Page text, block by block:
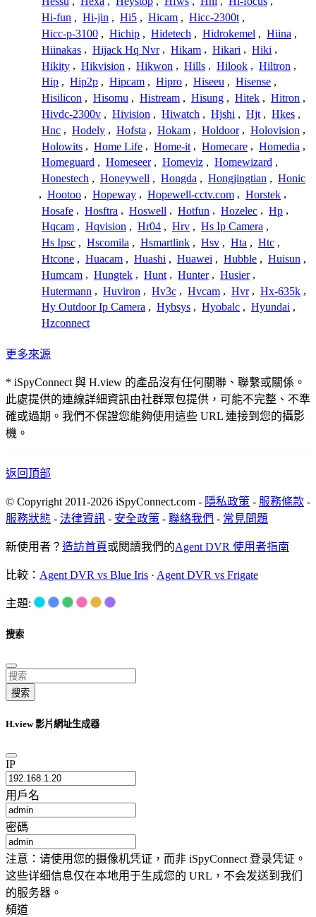
Hi-fun , Hi-jin , Hi5 , Hicam , Hicc-2300t ,
Hicc-p-3100 , Hichip , Hidetech , Hidrokemel , Hiina ,
Hiinakas , Hijack Hq Nvr , Hikam , Hikari , Hiki ,
Hikity , Hikvision , Hikwon , Hills , Hilook , Hiltron ,
Hip , Hip2p , Hipcam , Hipro , Hiseeu , Hisense ,
Hisilicon , Hisomu , Histream , Hisung , Hitek , Hitron ,
Hivdc-2300v , Hivision , Hiwatch , Hjshi , Hjt , Hkes ,
Hnc , Hodely , Hofsta , Hokam , Holdoor , Holovision ,
Holowits , Home Life , Home-it , Homecare , Homedia ,
Homeguard , Homeseer , Homeviz , Homewizard ,
Honestech , Honeywell , Hongda , Hongjingtian , Honic
, Hootoo , Hopeway , Hopewell-cctv.com , Horstek ,
Hosafe , Hosftra , Hoswell , Hotfun , Hozelec , Hp ,
Hqcam , Hqvision , Hr04 , Hrv , Hs Ip Camera ,
Hs Ipsc , Hscomila , Hsmartlink , Hsv , Hta , Htc ,
Htcone , Huacam , Huashi , Huawei , Hubble , Huisun ,
Humcam , Hungtek , Hunt , Hunter , Husier ,
Hutermann , Huviron , Hv3c , Hvcam , Hvr , Hx-635k ,
Hy Outdoor Ip Camera , Hybsys , Hyobalc , Hyundai ,
Hzconnect
更多來源
* iSpyConnect 與 H.view 的產品沒有任何關聯、聯繫或關係。
此處提供的連線詳細資訊由社群眾包提供，可能不完整、不準
確或過期。我們不保證您能夠使用這些 URL 連接到您的攝影
機。
返回頂部
© Copyright 2011-2026 iSpyConnect.com - 隱私政策 - 服務條款 -
服務狀態 - 法律資訊 - 安全政策 - 聯絡我們 - 常見問題
新使用者？ 造訪首頁或閱讀我們的Agent DVR 使用者指南
比較： Agent DVR vs Blue Iris · Agent DVR vs Frigate
主題:
搜索
搜索
H.view 影片網址生成器
IP
用戶名
密碼
注意：请使用您的摄像机凭证，而非 iSpyConnect 登录凭证。
这些详细信息仅在本地用于生成您的 URL，不会发送到我们
的服务器。
頻道